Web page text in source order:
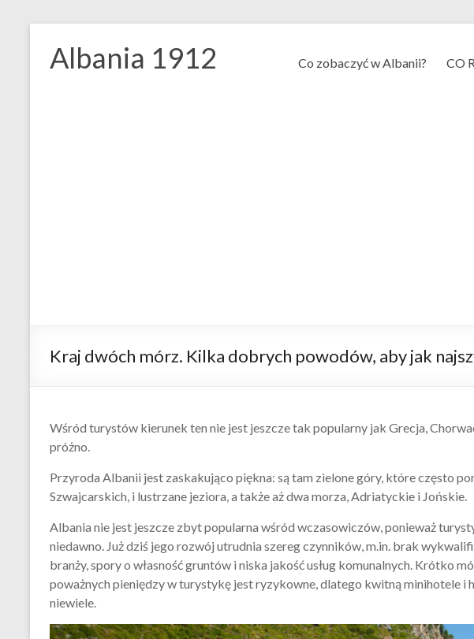
content
Albania 1912 Co zobaczyć w Albanii? CO
Kraj dwóch mórz. Kilka dobrych powodów, aby jak
Wśród turystów kierunek ten nie jest jeszcze tak popularny jak Grecja,
próżno.
Przyroda Albanii jest zaskakująco piękna: są tam zielone góry, które często
Szwajcarskich, i lustrzane jeziora, a także aż dwa morza, Adriatyckie i Jońskie.
Albania nie jest jeszcze zbyt popularna wśród wczasowiczów, ponieważ
niedawno. Już dziś jego rozwój utrudnia szereg czynników, m.in. brak
branży, spory o własność gruntów i niska jakość usług komunalnych. Krótko
poważnych pieniędzy w turystykę jest ryzykowne, dlatego kwitną minihotele i
niewiele.